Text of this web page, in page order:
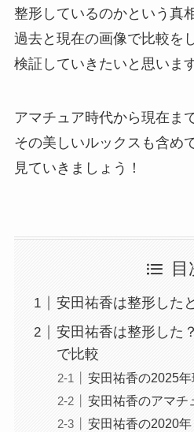
整形しているのかという真
過去と現在の画像で比較を
検証していきたいと思います
アマチュア時代から現在ま
その美しいルックスも含め
見ていきましょう！
目
安田祐香は整形した
安田祐香は整形した
で比較
安田祐香の2025年
安田祐香のアマチ
安田祐香の2020年